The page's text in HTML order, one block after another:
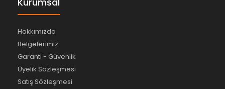
Hakkımızda
Belgelerimiz
Garanti - Güvenlik
Üyelik Sözleşmesi
Satış Sözleşmesi